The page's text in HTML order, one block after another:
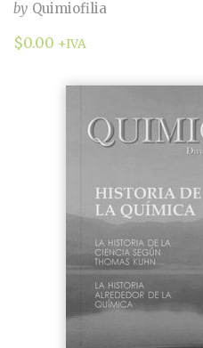
by Quimiofilia
$0.00 +IVA